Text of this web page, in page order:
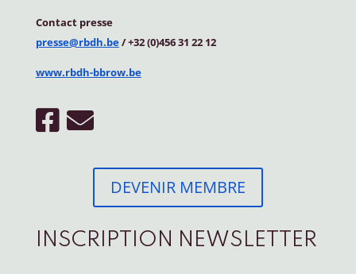
Contact presse
presse@rbdh.be/ +32 (0)456 31 22 12
www.rbdh-bbrow.be
DEVENIR MEMBRE
INSCRIPTION NEWSLETTER